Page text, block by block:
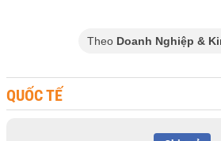
Theo Doanh Nghiệp &
QUỐC TẾ